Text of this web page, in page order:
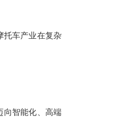
托车产业在复杂
向智能化、高端